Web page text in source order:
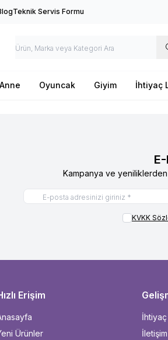
Teknik Servis Formu
Oyuncak Giyim İhtiyaç
Kampanya ve
KVKK
Erişim
Ürünler
İletişim